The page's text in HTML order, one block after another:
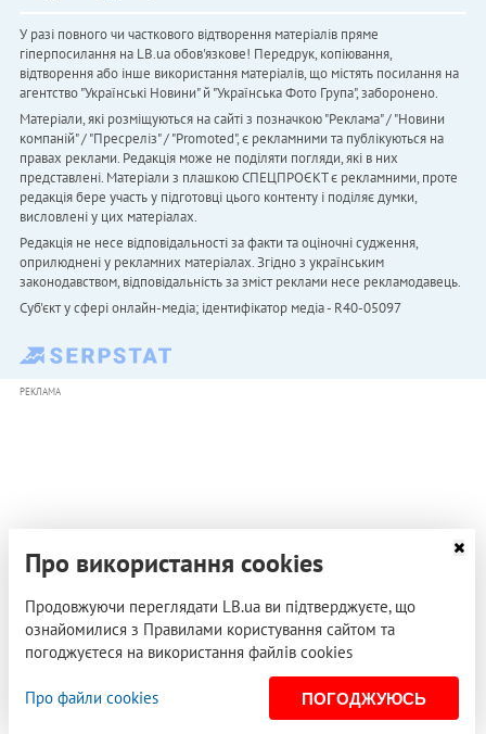
У разі повного чи часткового відтворення матеріалів пряме
гіперпосилання на LB.ua обов'язкове! Передрук, копіювання,
відтворення або інше використання матеріалів, що містять посилання на
агентство "Українськi Новини" й "Українська Фото Група", заборонено.
Матеріали, які розміщуються на сайті з позначкою "Реклама" / "Новини
компаній" / "Пресреліз" / "Promoted", є рекламними та публікуються на
правах реклами. Редакція може не поділяти погляди, які в них
представлені. Матеріали з плашкою СПЕЦПРОЄКТ є рекламними, проте
редакція бере участь у підготовці цього контенту і поділяє думки,
висловлені у цих матеріалах.
Редакція не несе відповідальності за факти та оціночні судження,
оприлюднені у рекламних матеріалах. Згідно з українським
законодавством, відповідальність за зміст реклами несе рекламодавець.
Cуб'єкт у сфері онлайн-медіа; ідентифікатор медіа - R40-05097
РЕКЛАМА
Про використання cookies
Продовжуючи переглядати LB.ua ви підтверджуєте, що
ознайомилися з Правилами користування сайтом та
погоджуєтеся на використання файлів cookies
Про файли cookies ПОГОДЖУЮСЬ